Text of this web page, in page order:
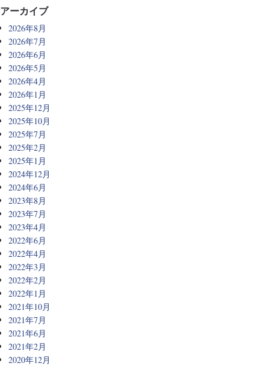
アーカイブ
2026年8月
2026年7月
2026年6月
2026年5月
2026年4月
2026年1月
2025年12月
2025年10月
2025年7月
2025年2月
2025年1月
2024年12月
2024年6月
2023年8月
2023年7月
2023年4月
2022年6月
2022年4月
2022年3月
2022年2月
2022年1月
2021年10月
2021年7月
2021年6月
2021年2月
2020年12月